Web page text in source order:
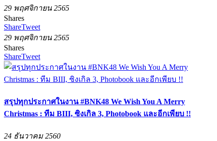
29 พฤศจิกายน 2565
Shares
ShareTweet
29 พฤศจิกายน 2565
Shares
ShareTweet
สรุปทุกประกาศในงาน #BNK48 We Wish You A Merry
Christmas : ทีม BIII, ซิงเกิล 3, Photobook และอีกเพียบ !!
24 ธันวาคม 2560